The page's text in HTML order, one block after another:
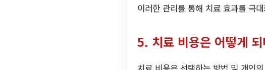
이러한 관리를 통해 치료 효과를 극
5. 치료 비용은 어떻게